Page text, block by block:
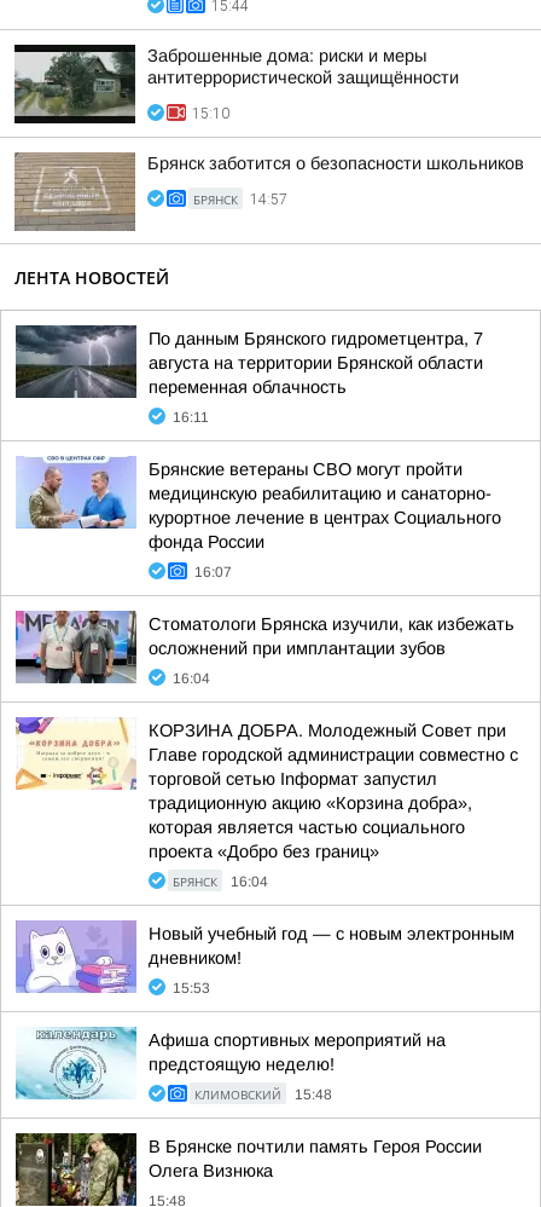
15:44
Заброшенные дома: риски и меры
антитеррористической защищённости
15:10
Брянск заботится о безопасности школьников
БРЯНСК 14:57
ЛЕНТА НОВОСТЕЙ
По данным Брянского гидрометцентра, 7
августа на территории Брянской области
переменная облачность
16:11
Брянские ветераны СВО могут пройти
медицинскую реабилитацию и санаторно-
курортное лечение в центрах Социального
фонда России
16:07
Стоматологи Брянска изучили, как избежать
осложнений при имплантации зубов
16:04
КОРЗИНА ДОБРА. Молодежный Совет при
Главе городской администрации совместно с
торговой сетью Inформат запустил
традиционную акцию «Корзина добра»,
которая является частью социального
проекта «Добро без границ»
БРЯНСК 16:04
Новый учебный год — с новым электронным
дневником!
15:53
Афиша спортивных мероприятий на
предстоящую неделю!
КЛИМОВСКИЙ 15:48
В Брянске почтили память Героя России
Олега Визнюка
15:48